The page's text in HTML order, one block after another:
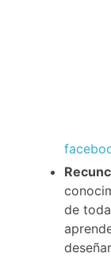
de